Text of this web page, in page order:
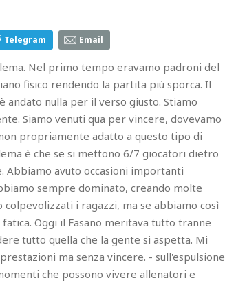
Telegram Email
Nel primo tempo eravamo padroni del
fisico rendendo la partita più sporca. Il
andato nulla per il verso giusto. Stiamo
Siamo venuti qua per vincere, dovevamo
propriamente adatto a questo tipo di
è che se si mettono 6/7 giocatori dietro
Abbiamo avuto occasioni importanti
sempre dominato, creando molte
colpevolizzati i ragazzi, ma se abbiamo così
Oggi il Fasano meritava tutto tranne
tutto quella che la gente si aspetta. Mi
ma senza vincere. - sull'espulsione
che possono vivere allenatori e